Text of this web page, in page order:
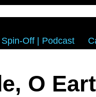
Spin-Off | Podcast
O